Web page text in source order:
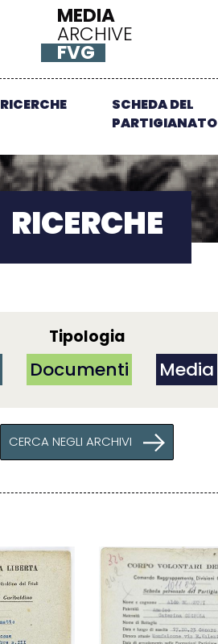
MEDIA
ARCHIVE
FVG
RICERCHE
SCHEDA DEL
PARTIGIANATO
RICERCHE
Tipologia
Documenti Media
CERCA NEGLI ARCHIVI